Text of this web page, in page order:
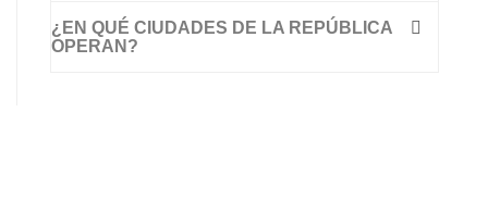
¿EN QUÉ CIUDADES DE LA REPÚBLICA
OPERAN?